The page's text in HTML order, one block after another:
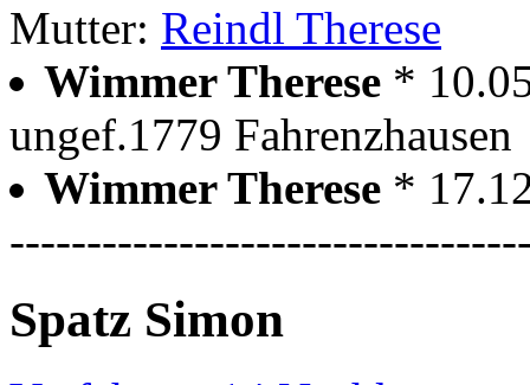
Mutter: Reindl Therese
Wimmer Therese *
ungef.1779 Fahrenzhausen
Wimmer Therese *
Spatz Simon